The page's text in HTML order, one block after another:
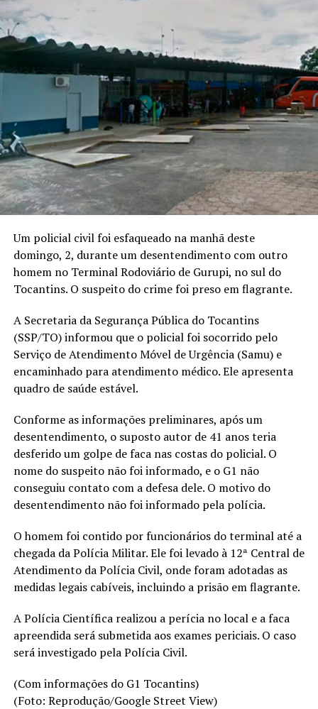
Um policial civil foi esfaqueado na manhã deste
domingo, 2, durante um desentendimento com outro
homem no Terminal Rodoviário de Gurupi, no sul do
Tocantins. O suspeito do crime foi preso em flagrante.
A Secretaria da Segurança Pública do Tocantins
(SSP/TO) informou que o policial foi socorrido pelo
Serviço de Atendimento Móvel de Urgência (Samu) e
encaminhado para atendimento médico. Ele apresenta
quadro de saúde estável.
Conforme as informações preliminares, após um
desentendimento, o suposto autor de 41 anos teria
desferido um golpe de faca nas costas do policial. O
nome do suspeito não foi informado, e o G1 não
conseguiu contato com a defesa dele. O motivo do
desentendimento não foi informado pela polícia.
O homem foi contido por funcionários do terminal até a
chegada da Polícia Militar. Ele foi levado à 12ª Central de
Atendimento da Polícia Civil, onde foram adotadas as
medidas legais cabíveis, incluindo a prisão em flagrante.
A Polícia Científica realizou a perícia no local e a faca
apreendida será submetida aos exames periciais. O caso
será investigado pela Polícia Civil.
(Com informações do G1 Tocantins)
(Foto: Reprodução/Google Street View)